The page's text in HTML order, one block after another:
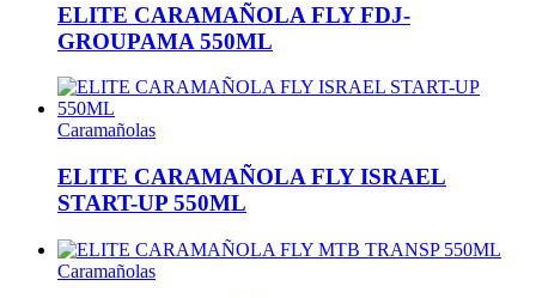
ELITE CARAMAÑOLA FLY FDJ-
GROUPAMA 550ML
Caramañolas
ELITE CARAMAÑOLA FLY ISRAEL
START-UP 550ML
Caramañolas